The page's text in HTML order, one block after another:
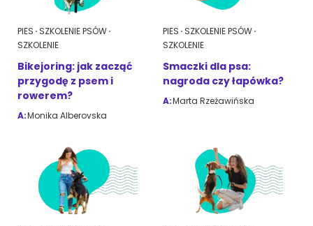
Wyszukiwarka ras psów
Przyjazne miejsca Adopcje
PIES SZKOLENIE PSÓW
SZKOLENIE
Bikejoring: jak zacząć
przygodę z psem i
rowerem?
A:Monika Alberovska
PIES SZKOLENIE PSÓW
SZKOLENIE
Smaczki dla psa:
nagroda czy łapówka?
A:Marta Rzeżawińska